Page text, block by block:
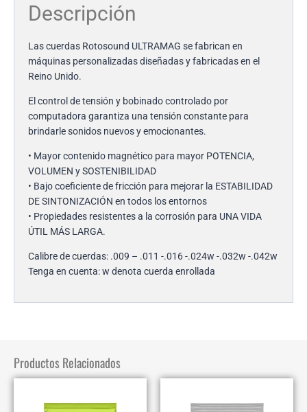
Descripción
Las cuerdas Rotosound ULTRAMAG se fabrican en
máquinas personalizadas diseñadas y fabricadas en el
Reino Unido.
El control de tensión y bobinado controlado por
computadora garantiza una tensión constante para
brindarle sonidos nuevos y emocionantes.
• Mayor contenido magnético para mayor POTENCIA,
VOLUMEN y SOSTENIBILIDAD
• Bajo coeficiente de fricción para mejorar la ESTABILIDAD
DE SINTONIZACIÓN en todos los entornos
• Propiedades resistentes a la corrosión para UNA VIDA
ÚTIL MÁS LARGA.
Calibre de cuerdas: .009 – .011 -.016 -.024w -.032w -.042w
Tenga en cuenta: w denota cuerda enrollada
Productos Relacionados